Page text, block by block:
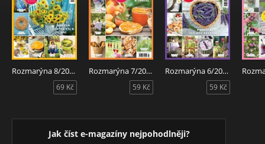
Rozmarýna 8/2026
69 Kč
Rozmarýna 7/2026
59 Kč
Rozmarýna 6/2026
59 Kč
Jak číst e-magazíny nejpohodlněji?